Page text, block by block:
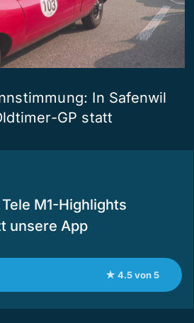
In Safenwil
GP statt
M1-Highlights
unsere App
★ 4.5 von 5